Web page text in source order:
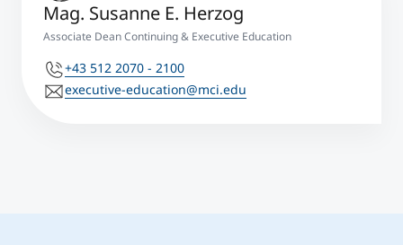
Mag. Susanne E. Herzog
Associate Dean Continuing & Executive Education
+43 512 2070 - 2100
executive-education@mci.edu